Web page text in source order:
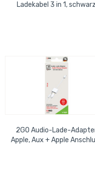
Ladekabel 3 in 1, schwarz
2GO Audio-Lade-
Apple, Aux + Apple